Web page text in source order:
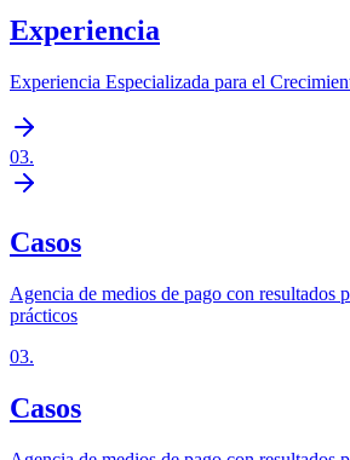
Experiencia
Experiencia Especializada para el
03.
Casos
Agencia de medios de pago con resultados
prácticos
03.
Casos